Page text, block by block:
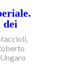
dei